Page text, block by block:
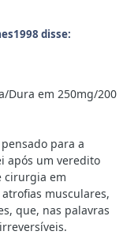
disse:
Dura em 250mg/200
para a
após um veredito
cirurgia em
musculares,
que, nas palavras